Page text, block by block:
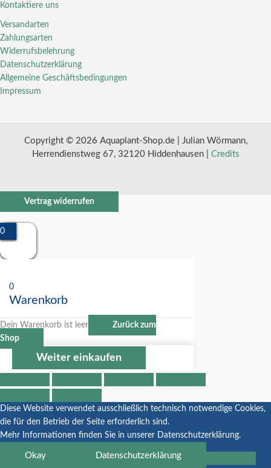
Kontaktiere uns
Versandarten
Zahlungsarten
Widerrufsbelehrung
Datenschutzerklärung
Allgemeine Geschäftsbedingungen
Impressum
Copyright © 2026 Aquaplant-Shop.de | Julian Wörmann,
Herrendienstweg 67, 32120 Hiddenhausen | Credits
Vertrag widerrufen
0
0
Warenkorb
Dein Warenkorb ist leer
Zurück zum
Shop
Weiter einkaufen
Diese Website verwendet ausschließlich technisch notwendige Cookies,
die für den Betrieb der Seite erforderlich sind.
Mehr Informationen finden Sie in unserer Datenschutzerklärung.
Okay Datenschutzerklärung